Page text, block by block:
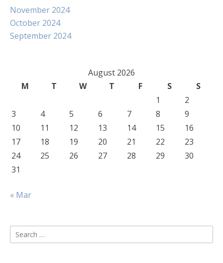
November 2024
October 2024
September 2024
August 2026
M
T W T F S
S
1
2
3
4 5 6 7 8
9
10
11 12 13 14 15
16
17
18 19 20 21 22
23
24
25 26 27 28 29
30
31
« Mar
Search
for: